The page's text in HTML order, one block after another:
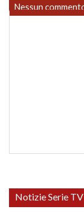
Nessun
Notizie Serie TV